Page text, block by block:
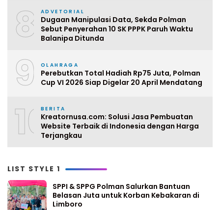
8 ADVETORIAL
Dugaan Manipulasi Data, Sekda Polman
Sebut Penyerahan 10 SK PPPK Paruh Waktu
Balanipa Ditunda
9 OLAHRAGA
Perebutkan Total Hadiah Rp75 Juta, Polman
Cup VI 2026 Siap Digelar 20 April Mendatang
10BERITA
Kreatornusa.com: Solusi Jasa Pembuatan
Website Terbaik di Indonesia dengan Harga
Terjangkau
LIST STYLE 1
SPPI & SPPG Polman Salurkan Bantuan
Belasan Juta untuk Korban Kebakaran di
Limboro